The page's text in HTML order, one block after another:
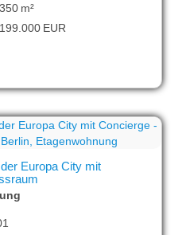
m²
EUR
Europa City mit